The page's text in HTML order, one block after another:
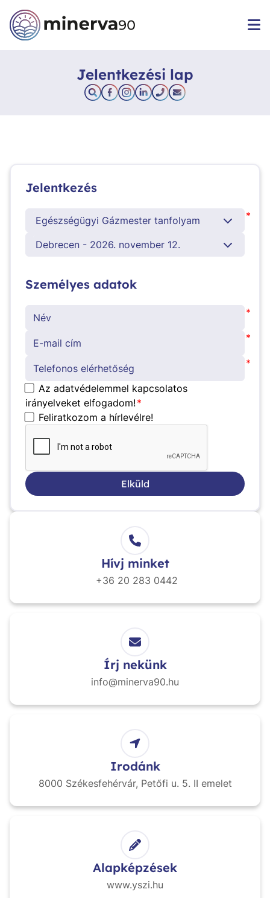
Jelentkezési lap
Jelentkezés
Egészségügyi Gázmester tanfolyam *
Debrecen - 2026. november 12.
Személyes adatok
*
*
*
Az adatvédelemmel kapcsolatos
irányelveket elfogadom! *
Feliratkozom a hírlevélre!
Elküld
Hívj minket
+36 20 283 0442
Írj nekünk
info@minerva90.hu
Irodánk
8000 Székesfehérvár, Petőfi u. 5. II emelet
Alapképzések
www.yszi.hu